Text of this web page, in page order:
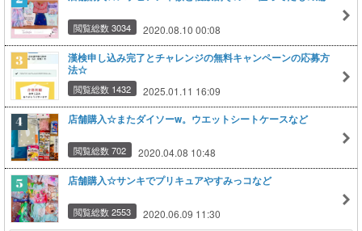
閲覧総数 3034 2020.08.10 00:08
漢検申し込み完了とチャレンジの無料キャンペーンの応募方
法☆
閲覧総数 1432 2025.01.11 16:09
店舗購入☆またダイソーw。ウエットシートケースなど
閲覧総数 702 2020.04.08 10:48
店舗購入☆サンキでプリキュアやすみっコなど
閲覧総数 2553 2020.06.09 11:30